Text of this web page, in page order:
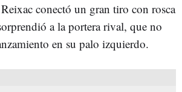
conectó un gran tiro con rosca
a la portera rival, que no
en su palo izquierdo.